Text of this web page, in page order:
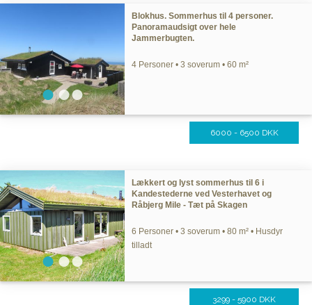
Blokhus. Sommerhus til 4 personer.
Panoramaudsigt over hele
Jammerbugten.
4 Personer • 3 soverum • 60 m²
6000 - 6500 DKK
Lækkert og lyst sommerhus til 6 i
Kandestederne ved Vesterhavet og
Råbjerg Mile - Tæt på Skagen
6 Personer • 3 soverum • 80 m² • Husdyr
tilladt
3299 - 5900 DKK